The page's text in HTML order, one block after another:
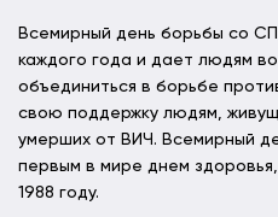
Всемирный день борьбы со
каждого года и дает людям
объединиться в борьбе
свою поддержку людям,
умерших от ВИЧ. Всемирный
первым в мире днем
1988 году.